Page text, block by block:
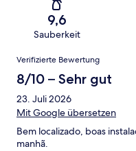
9,6
Sauberkeit
Bewertungen
Verifizierte Bewertung
8/10 – Sehr gut
23. Juli 2026
Mit Google übersetzen
Bem localizado, boas
manhã.